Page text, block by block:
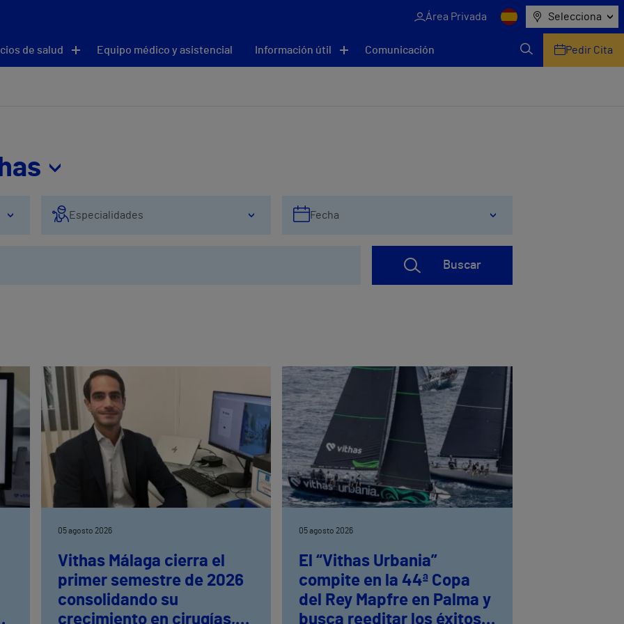
Área Privada Selecciona
de salud Equipo médico y asistencial Información útil Comunicación Pedir Cita
Especialidades Fecha
Buscar
05 agosto 2026
Vithas Málaga cierra el
primer semestre de 2026
consolidando su
crecimiento en cirugías,
05 agosto 2026
El “Vithas Urbania”
compite en la 44ª Copa
del Rey Mapfre en Palma y
busca reeditar los éxitos